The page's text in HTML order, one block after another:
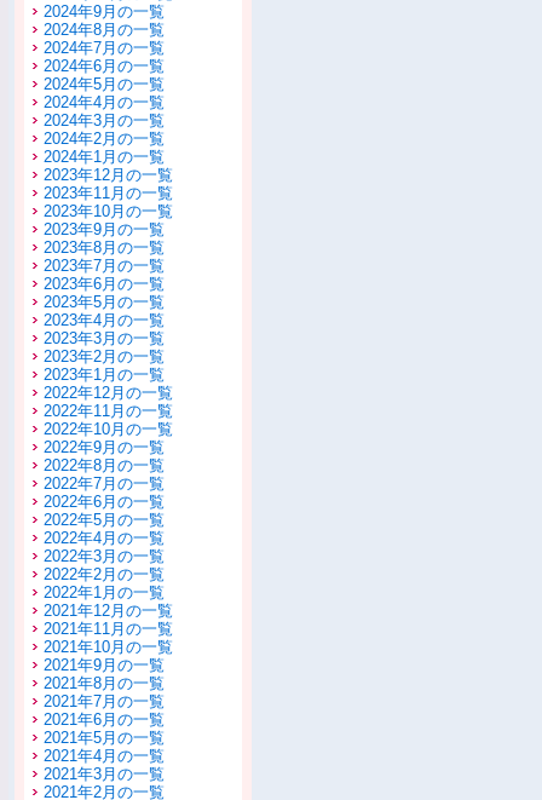
2024年9月の一覧
2024年8月の一覧
2024年7月の一覧
2024年6月の一覧
2024年5月の一覧
2024年4月の一覧
2024年3月の一覧
2024年2月の一覧
2024年1月の一覧
2023年12月の一覧
2023年11月の一覧
2023年10月の一覧
2023年9月の一覧
2023年8月の一覧
2023年7月の一覧
2023年6月の一覧
2023年5月の一覧
2023年4月の一覧
2023年3月の一覧
2023年2月の一覧
2023年1月の一覧
2022年12月の一覧
2022年11月の一覧
2022年10月の一覧
2022年9月の一覧
2022年8月の一覧
2022年7月の一覧
2022年6月の一覧
2022年5月の一覧
2022年4月の一覧
2022年3月の一覧
2022年2月の一覧
2022年1月の一覧
2021年12月の一覧
2021年11月の一覧
2021年10月の一覧
2021年9月の一覧
2021年8月の一覧
2021年7月の一覧
2021年6月の一覧
2021年5月の一覧
2021年4月の一覧
2021年3月の一覧
2021年2月の一覧